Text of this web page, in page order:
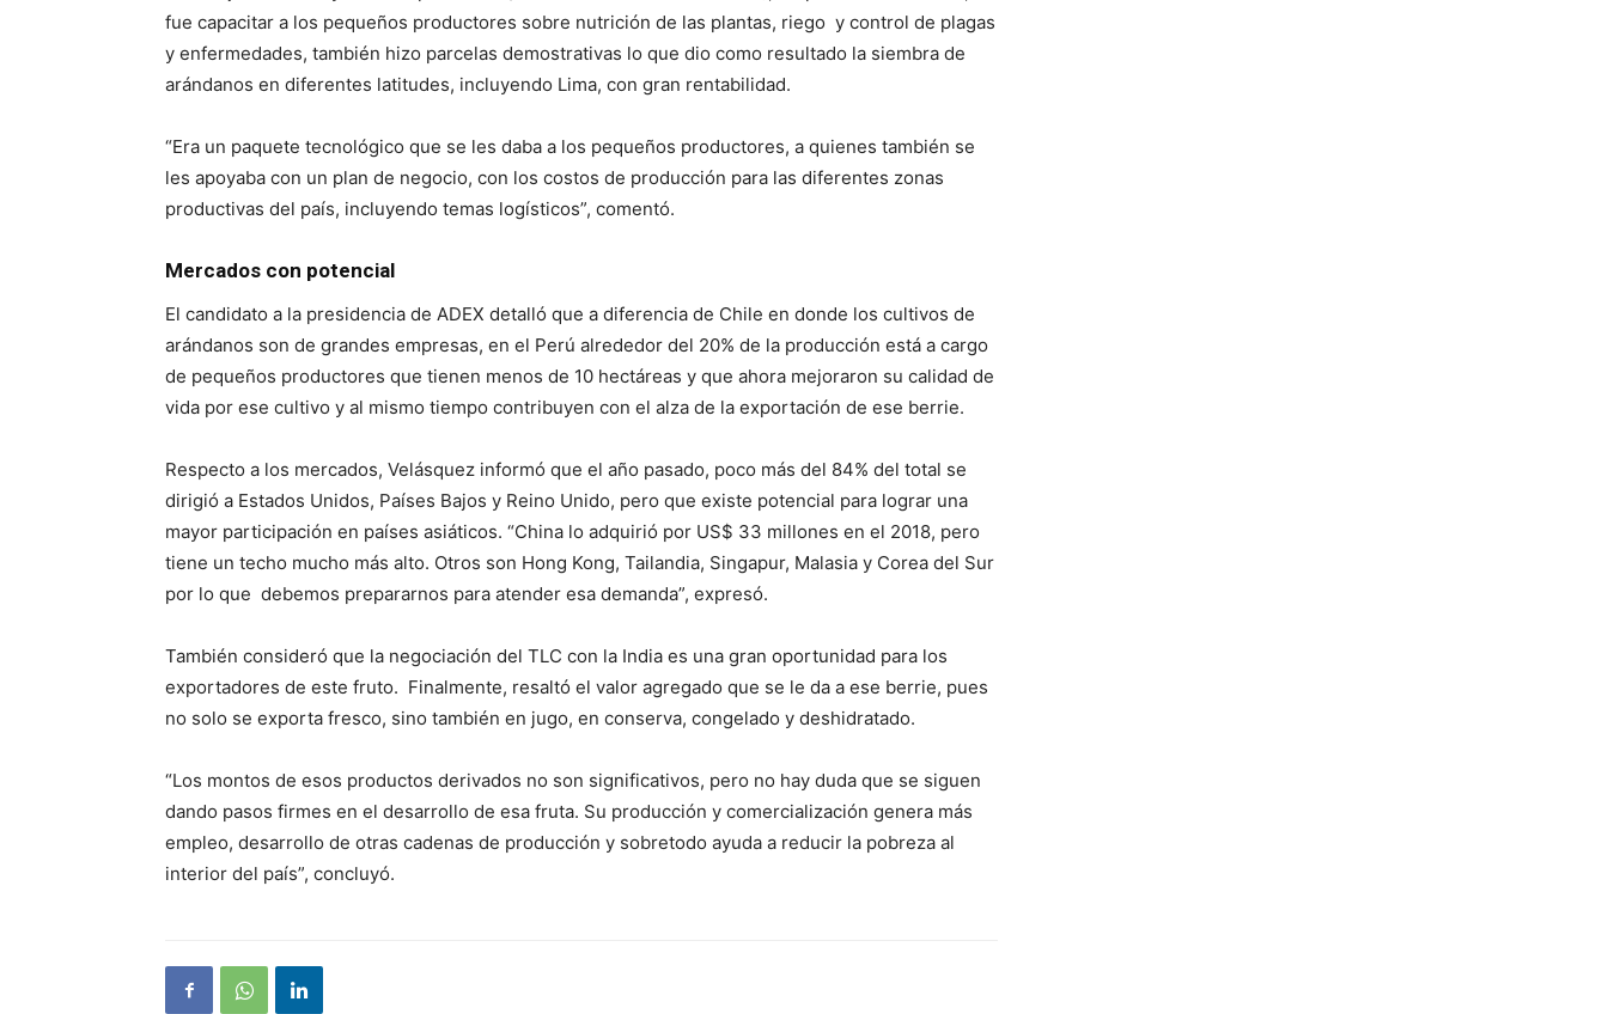
fue capacitar a los pequeños productores sobre nutrición de las plantas, riego y control de plagas
y enfermedades, también hizo parcelas demostrativas lo que dio como resultado la siembra de
arándanos en diferentes latitudes, incluyendo Lima, con gran rentabilidad.
“Era un paquete tecnológico que se les daba a los pequeños productores, a quienes también se
les apoyaba con un plan de negocio, con los costos de producción para las diferentes zonas
productivas del país, incluyendo temas logísticos”, comentó.
Mercados con potencial
El candidato a la presidencia de ADEX detalló que a diferencia de Chile en donde los cultivos de
arándanos son de grandes empresas, en el Perú alrededor del 20% de la producción está a cargo
de pequeños productores que tienen menos de 10 hectáreas y que ahora mejoraron su calidad de
vida por ese cultivo y al mismo tiempo contribuyen con el alza de la exportación de ese berrie.
Respecto a los mercados, Velásquez informó que el año pasado, poco más del 84% del total se
dirigió a Estados Unidos, Países Bajos y Reino Unido, pero que existe potencial para lograr una
mayor participación en países asiáticos. “China lo adquirió por US$ 33 millones en el 2018, pero
tiene un techo mucho más alto. Otros son Hong Kong, Tailandia, Singapur, Malasia y Corea del Sur
por lo que debemos prepararnos para atender esa demanda”, expresó.
También consideró que la negociación del TLC con la India es una gran oportunidad para los
exportadores de este fruto. Finalmente, resaltó el valor agregado que se le da a ese berrie, pues
no solo se exporta fresco, sino también en jugo, en conserva, congelado y deshidratado.
“Los montos de esos productos derivados no son significativos, pero no hay duda que se siguen
dando pasos firmes en el desarrollo de esa fruta. Su producción y comercialización genera más
empleo, desarrollo de otras cadenas de producción y sobretodo ayuda a reducir la pobreza al
interior del país”, concluyó.